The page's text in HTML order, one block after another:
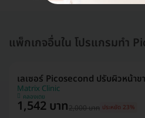
แพ็กเกจอื่นใน โปรแกรมทำ
เลเซอร์ Picosecond ปรับผิวหน้าข
Matrix Clinic
คลองเตย
1,542 บาท2,000 บาท ประหยัด 23%